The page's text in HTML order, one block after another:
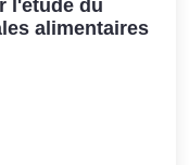
l'étude du
alimentaires